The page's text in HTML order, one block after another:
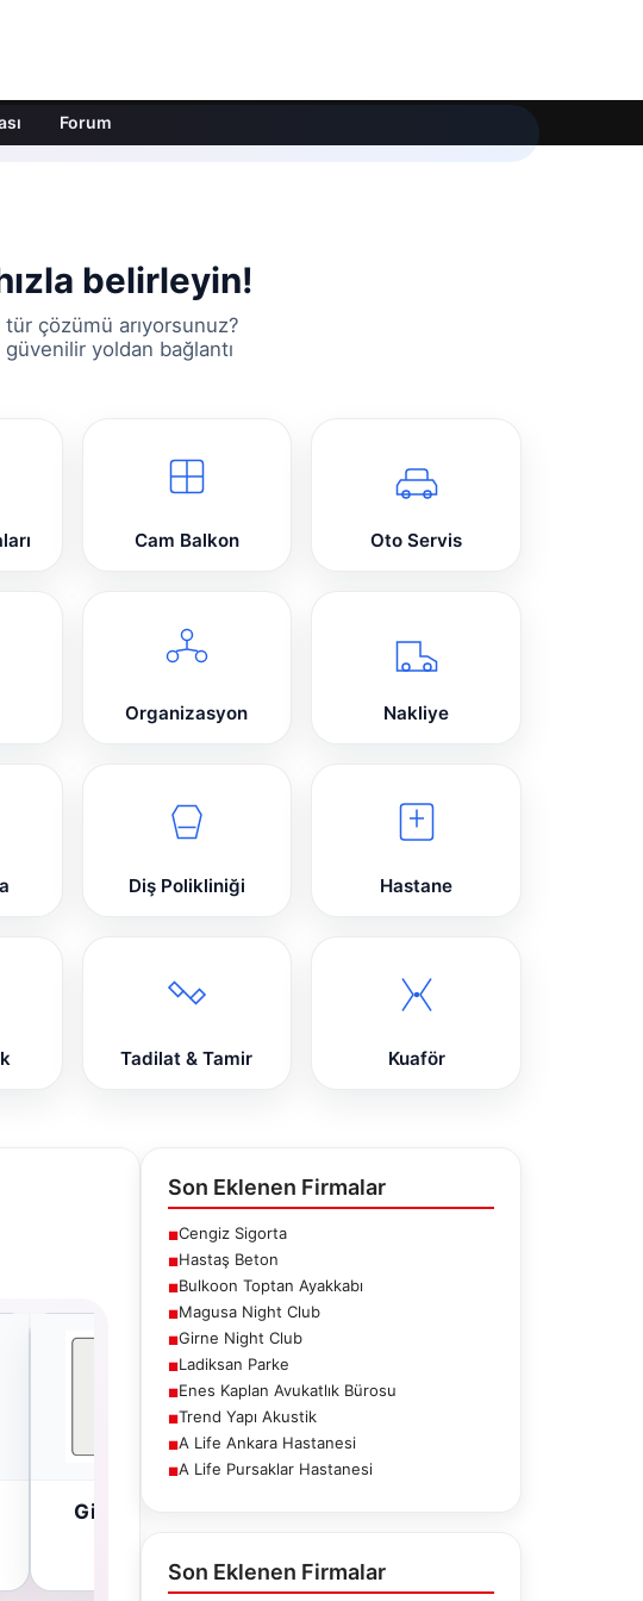
Forum
belirleyin!
çözümü arıyorsunuz?
yoldan bağlantı
Cam Balkon Oto Servis
Organizasyon Nakliye
Diş Polikliniği Hastane
Tadilat & Tamir Kuaför
Girne Night
Son Eklenen Firmalar
■Cengiz Sigorta
■Hastaş Beton
■Bulkoon Toptan Ayakkabı
■Magusa Night Club
■Girne Night Club
■Ladiksan Parke
■Enes Kaplan Avukatlık Bürosu
■Trend Yapı Akustik
■A Life Ankara Hastanesi
■A Life Pursaklar Hastanesi
Son Eklenen Firmalar